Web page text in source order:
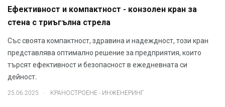
Ефективност и компактност - конзолен кран за
стена с триъгълна стрела
Със своята компактност, здравина и надеждност, този кран
представлява оптимално решение за предприятия, които
търсят ефективност и безопасност в ежедневната си
дейност.
25.06.2025 . КРАНОСТРОЕНЕ - ИНЖЕНЕРИНГ